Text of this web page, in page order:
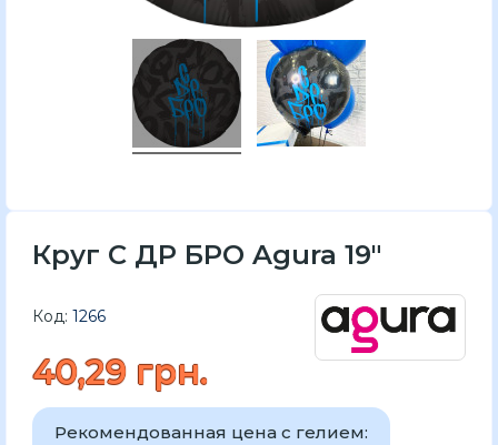
Круг С ДР БРО Agura 19"
Код: 1266
40,29 грн.
Рекомендованная цена с гелием: